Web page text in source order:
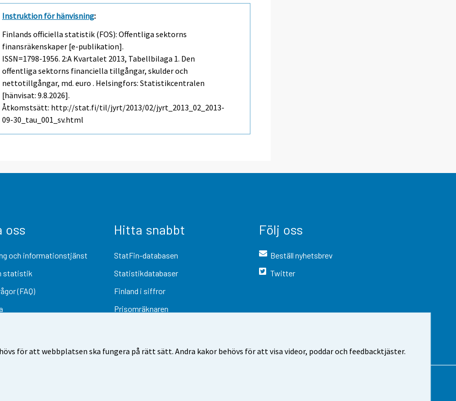
för att webbplatsen ska fungera på rätt sätt. Andra kakor behövs för att visa videor, poddar och feedbacktjäster.
Instruktion för hänvisning:
Finlands officiella statistik (FOS): Offentliga sektorns
finansräkenskaper [e-publikation].
ISSN=1798-1956. 2:a Kvartalet 2013, Tabellbilaga 1. Den
offentliga sektorns financiella tillgångar, skulder och
nettotillgångar, md. euro . Helsingfors: Statistikcentralen
[hänvisat: 9.8.2026].
Åtkomstsätt: http://stat.fi/til/jyrt/2013/02/jyrt_2013_02_2013-
09-30_tau_001_sv.html
oss
och informationstjänst
statistik
(FAQ)
Hitta snabbt
StatFin-databasen
Statistikdatabaser
Finland i siffror
Prisomräknaren
Följ oss
Beställ nyhetsbrev
Twitter